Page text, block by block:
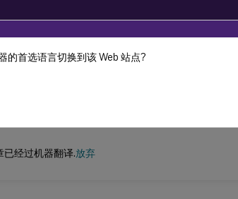
器动态翻译。
已经过机器翻译.放弃
的首选语言切换到该 Web 站点?